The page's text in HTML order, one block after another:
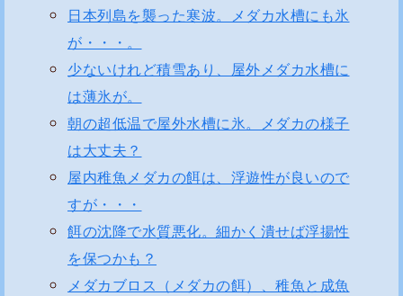
日本列島を襲った寒波。メダカ水槽にも氷
が・・・。
少ないけれど積雪あり、屋外メダカ水槽に
は薄氷が。
朝の超低温で屋外水槽に氷。メダカの様子
は大丈夫？
屋内稚魚メダカの餌は、浮遊性が良いので
すが・・・
餌の沈降で水質悪化。細かく潰せば浮揚性
を保つかも？
メダカブロス（メダカの餌）、稚魚と成魚